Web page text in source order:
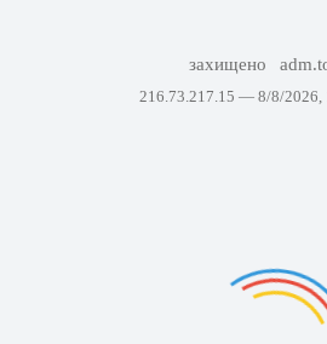
захищено
216.73.217.15 — 8/8/2026,